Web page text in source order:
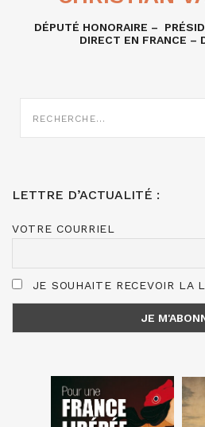
DÉPUTÉ HONORAIRE –
DIRECT EN FRANCE –
SUR
LETTRE D’ACTUALITÉ :
VOTRE COURRIEL
JE SOUHAITE RECEVOIR LA